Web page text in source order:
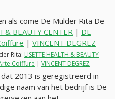
als come De Mulder Rita De
& BEAUTY CENTER | DE
| VINCENT DEGREZ
Rita: LISETTE HEALTH & BEAUTY
Coiffure | VINCENT DEGREZ
2013 is geregistreerd in
naam van het bedrijf is De